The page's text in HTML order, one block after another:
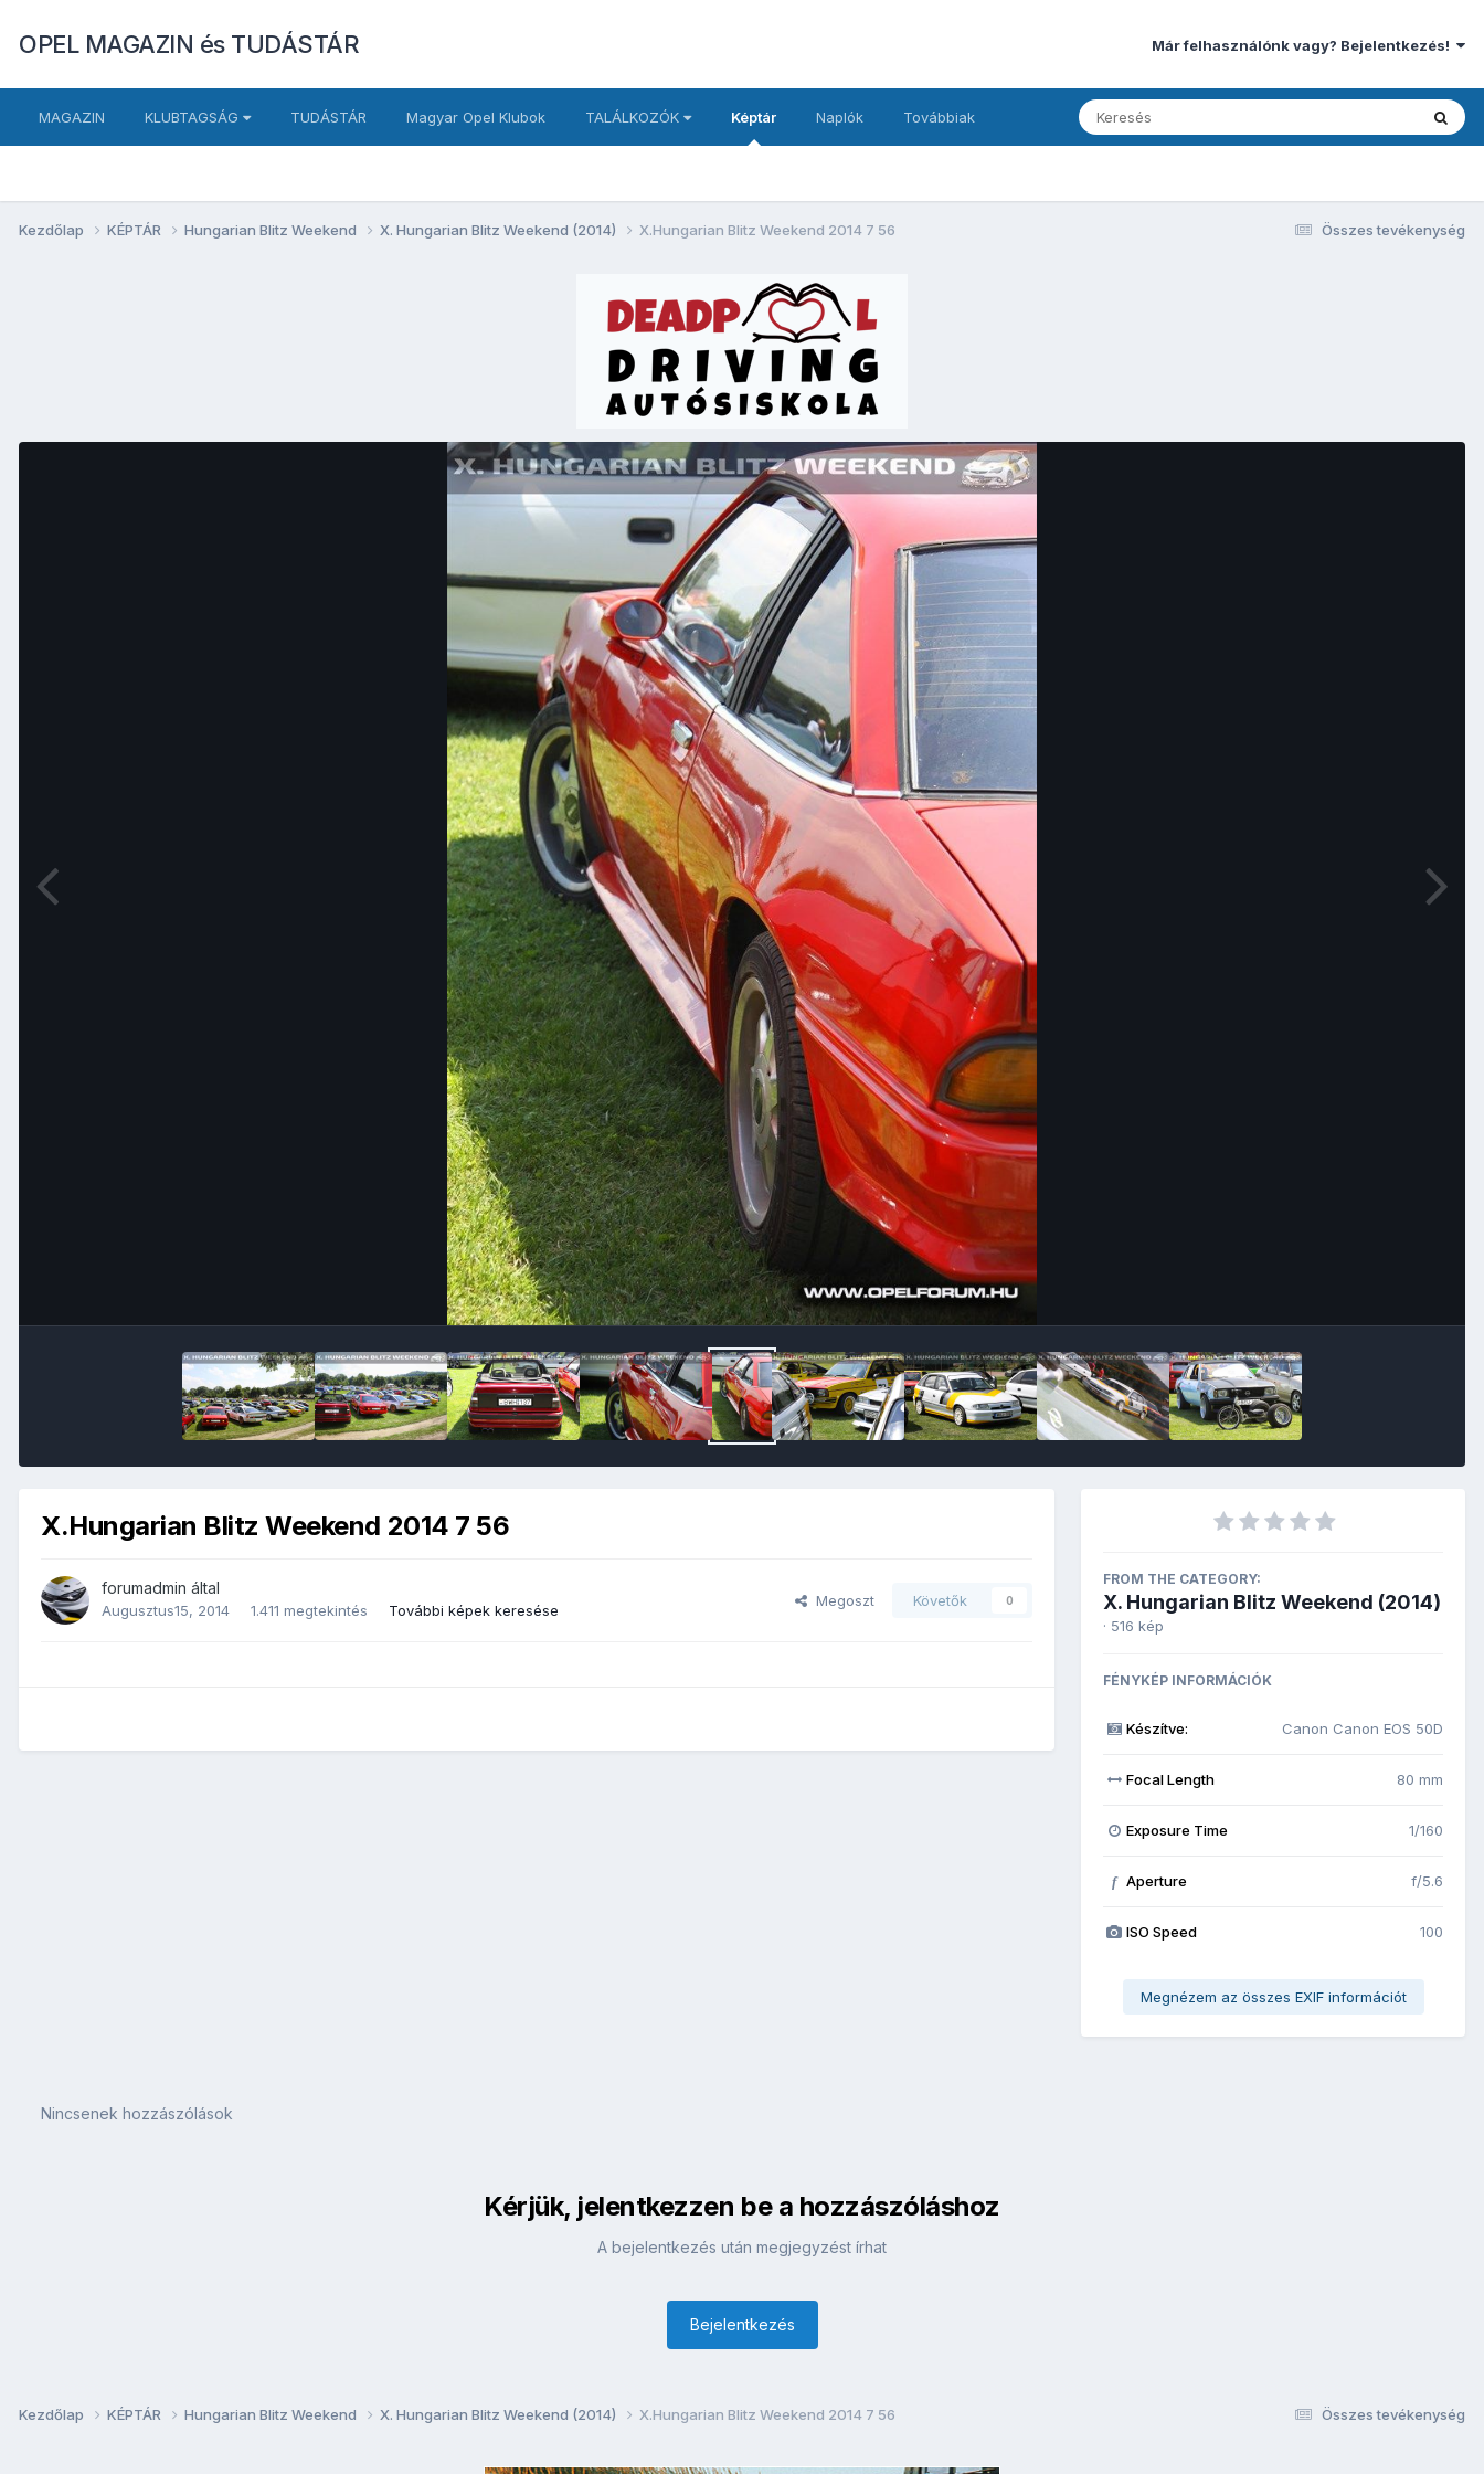
OPEL MAGAZIN és TUDÁSTÁR Már felhasználónk vagy? Bejelentkezés!
MAGAZIN KLUBTAGSÁG TUDÁSTÁR Magyar Opel Klubok TALÁLKOZÓK Képtár Naplók Továbbiak
Összes tevékenység
Kezdőlap KÉPTÁR Hungarian Blitz Weekend X. Hungarian Blitz Weekend (2014) X.Hungarian Blitz Weekend 2014 7 56
X.Hungarian Blitz Weekend 2014 7 56
forumadmin által
Augusztus15, 2014 1.411 megtekintés További képek keresése
Megoszt Követők 0
FROM THE CATEGORY:
X. Hungarian Blitz Weekend (2014)
· 516 kép
FÉNYKÉP INFORMÁCIÓK
Készítve: Canon Canon EOS 50D
Focal Length 80 mm
Exposure Time 1/160
f Aperture f/5.6
ISO Speed 100
Megnézem az összes EXIF információt
Nincsenek hozzászólások
Kérjük, jelentkezzen be a hozzászóláshoz
A bejelentkezés után megjegyzést írhat
Bejelentkezés
Összes tevékenység
Kezdőlap KÉPTÁR Hungarian Blitz Weekend X. Hungarian Blitz Weekend (2014) X.Hungarian Blitz Weekend 2014 7 56